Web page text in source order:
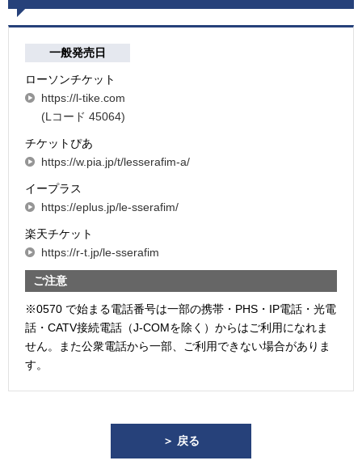
一般発売日
ローソンチケット
https://l-tike.com
(Lコード 45064)
チケットぴあ
https://w.pia.jp/t/lesserafim-a/
イープラス
https://eplus.jp/le-sserafim/
楽天チケット
https://r-t.jp/le-sserafim
ご注意
※0570 で始まる電話番号は一部の携帯・PHS・IP電話・光電
話・CATV接続電話（J-COMを除く）からはご利用になれま
せん。また公衆電話から一部、ご利用できない場合がありま
す。
＞ 戻る